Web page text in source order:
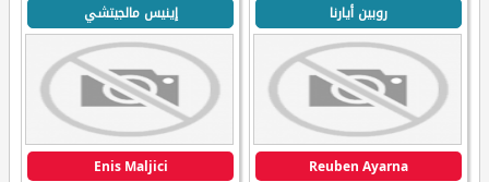
روبين أيارنا
Reuben Ayarna
إينيس مالجيتشي
Enis Maljici